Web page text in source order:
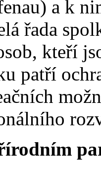
a k
řada
kteří
patří